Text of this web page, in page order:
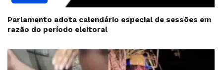
Parlamento adota calendário especial de sessões em
razão do período eleitoral